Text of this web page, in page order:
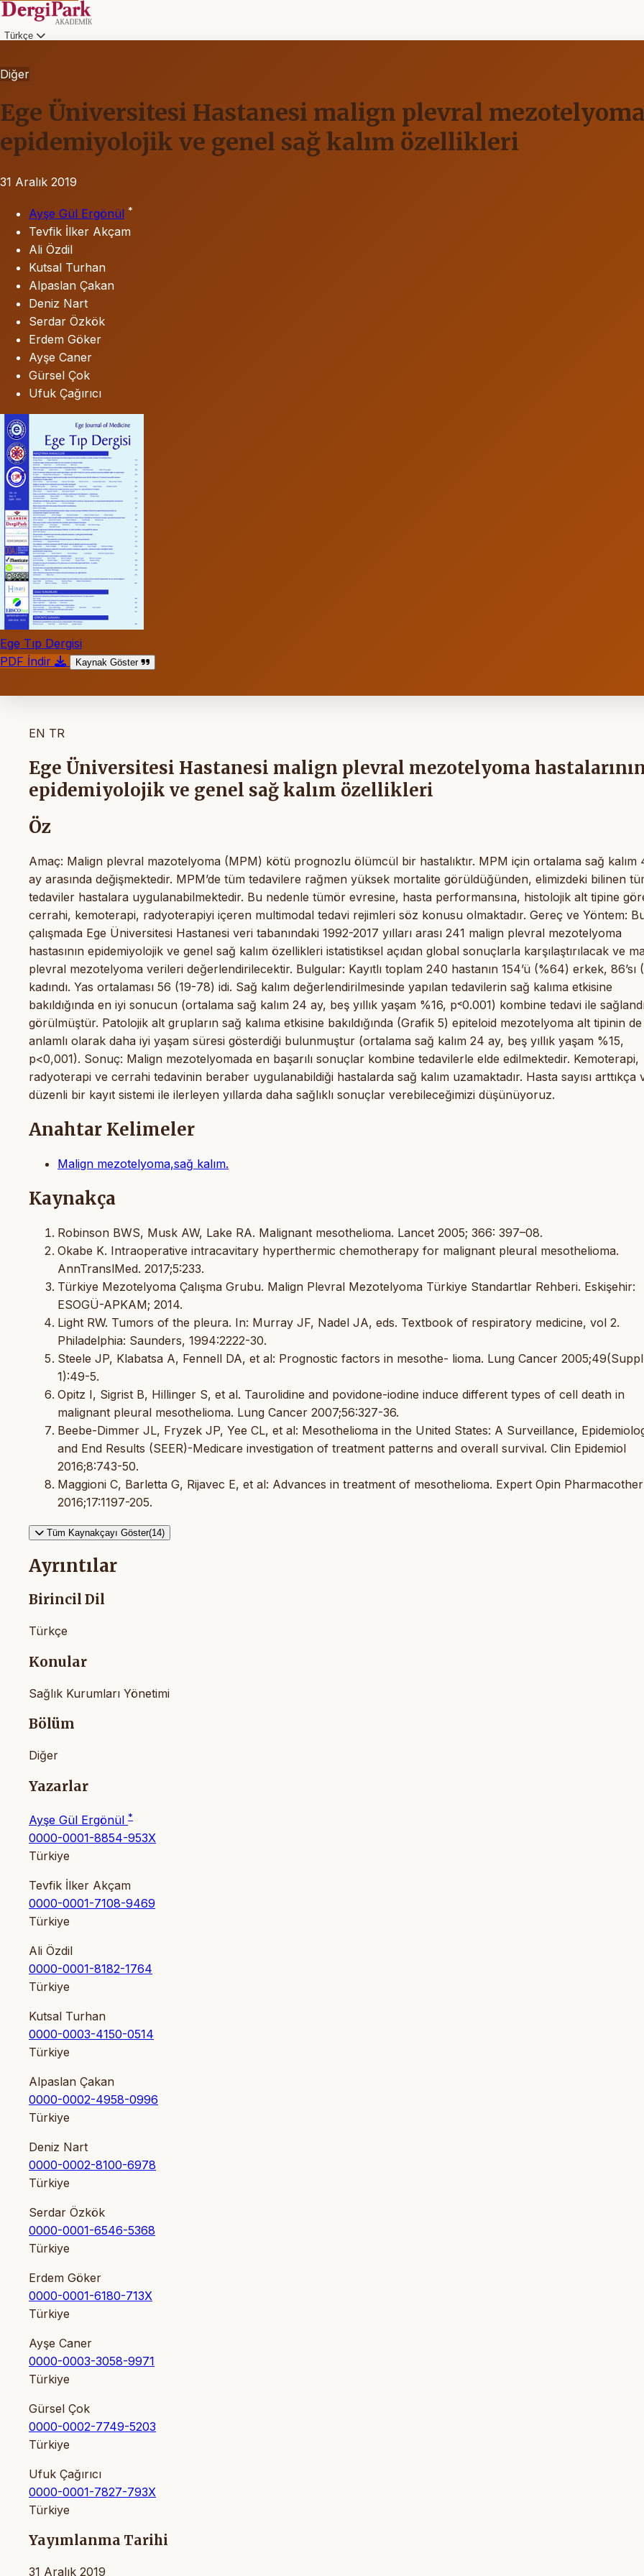
Türkçe
Diğer
Ege Üniversitesi Hastanesi malign plevral
epidemiyolojik ve genel sağ kalım özellikleri
31 Aralık 2019
Ayşe Gül Ergönül *
Tevfik İlker Akçam
Ali Özdil
Kutsal Turhan
Alpaslan Çakan
Deniz Nart
Serdar Özkök
Erdem Göker
Ayşe Caner
Gürsel Çok
Ufuk Çağırıcı
Ege Tıp Dergisi
PDF İndir
Kaynak Göster
EN TR
Ege Üniversitesi Hastanesi malign plevral mezotelyoma
epidemiyolojik ve genel sağ kalım özellikleri
Öz
Amaç: Malign plevral mazotelyoma (MPM) kötü prognozlu ölümcül bir hastalıktır. MPM için ortalama sağ kalım
ay arasında değişmektedir. MPM’de tüm tedavilere rağmen yüksek mortalite görüldüğünden, elimizdeki bilinen
tedaviler hastalara uygulanabilmektedir. Bu nedenle tümör evresine, hasta performansına, histolojik alt tipine
cerrahi, kemoterapi, radyoterapiyi içeren multimodal tedavi rejimleri söz konusu olmaktadır. Gereç ve Yöntem:
çalışmada Ege Üniversitesi Hastanesi veri tabanındaki 1992-2017 yılları arası 241 malign plevral mezotelyoma
hastasının epidemiyolojik ve genel sağ kalım özellikleri istatistiksel açıdan global sonuçlarla karşılaştırılacak ve
plevral mezotelyoma verileri değerlendirilecektir. Bulgular: Kayıtlı toplam 240 hastanın 154’ü (%64) erkek, 86’sı
kadındı. Yas ortalaması 56 (19-78) idi. Sağ kalım değerlendirilmesinde yapılan tedavilerin sağ kalıma etkisine
bakıldığında en iyi sonucun (ortalama sağ kalım 24 ay, beş yıllık yaşam %16, p˂0.001) kombine tedavi ile
görülmüştür. Patolojik alt grupların sağ kalıma etkisine bakıldığında (Grafik 5) epiteloid mezotelyoma alt tipinin de
anlamlı olarak daha iyi yaşam süresi gösterdiği bulunmuştur (ortalama sağ kalım 24 ay, beş yıllık yaşam %15,
p<0,001). Sonuç: Malign mezotelyomada en başarılı sonuçlar kombine tedavilerle elde edilmektedir. Kemoterapi,
radyoterapi ve cerrahi tedavinin beraber uygulanabildiği hastalarda sağ kalım uzamaktadır. Hasta sayısı arttıkça
düzenli bir kayıt sistemi ile ilerleyen yıllarda daha sağlıklı sonuçlar verebileceğimizi düşünüyoruz.
Anahtar Kelimeler
Malign mezotelyoma,sağ kalım.
Kaynakça
Robinson BWS, Musk AW, Lake RA. Malignant mesothelioma. Lancet 2005; 366: 397–08.
Okabe K. Intraoperative intracavitary hyperthermic chemotherapy for malignant pleural mesothelioma.
AnnTranslMed. 2017;5:233.
Türkiye Mezotelyoma Çalışma Grubu. Malign Plevral Mezotelyoma Türkiye Standartlar Rehberi. Eskişehir:
ESOGÜ-APKAM; 2014.
Light RW. Tumors of the pleura. In: Murray JF, Nadel JA, eds. Textbook of respiratory medicine, vol 2.
Philadelphia: Saunders, 1994:2222-30.
Steele JP, Klabatsa A, Fennell DA, et al: Prognostic factors in mesothe- lioma. Lung Cancer 2005;49(Suppl
1):49-5.
Opitz I, Sigrist B, Hillinger S, et al. Taurolidine and povidone-iodine induce different types of cell death in
malignant pleural mesothelioma. Lung Cancer 2007;56:327-36.
Beebe-Dimmer JL, Fryzek JP, Yee CL, et al: Mesothelioma in the United States: A Surveillance,
and End Results (SEER)-Medicare investigation of treatment patterns and overall survival. Clin Epidemiol
2016;8:743-50.
Maggioni C, Barletta G, Rijavec E, et al: Advances in treatment of mesothelioma. Expert Opin Pharmacother
2016;17:1197-205.
Tüm Kaynakçayı Göster(14)
Ayrıntılar
Birincil Dil
Türkçe
Konular
Sağlık Kurumları Yönetimi
Bölüm
Diğer
Yazarlar
Ayşe Gül Ergönül *
0000-0001-8854-953X
Türkiye
Tevfik İlker Akçam
0000-0001-7108-9469
Türkiye
Ali Özdil
0000-0001-8182-1764
Türkiye
Kutsal Turhan
0000-0003-4150-0514
Türkiye
Alpaslan Çakan
0000-0002-4958-0996
Türkiye
Deniz Nart
0000-0002-8100-6978
Türkiye
Serdar Özkök
0000-0001-6546-5368
Türkiye
Erdem Göker
0000-0001-6180-713X
Türkiye
Ayşe Caner
0000-0003-3058-9971
Türkiye
Gürsel Çok
0000-0002-7749-5203
Türkiye
Ufuk Çağırıcı
0000-0001-7827-793X
Türkiye
Yayımlanma Tarihi
31 Aralık 2019